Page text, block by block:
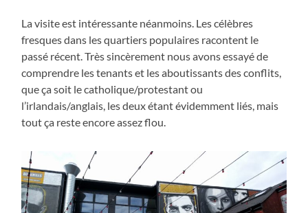
La visite est intéressante néanmoins. Les célèbres
fresques dans les quartiers populaires racontent le
passé récent. Très sincèrement nous avons essayé de
comprendre les tenants et les aboutissants des conflits,
que ça soit le catholique/protestant ou
l’irlandais/anglais, les deux étant évidemment liés, mais
tout ça reste encore assez flou.